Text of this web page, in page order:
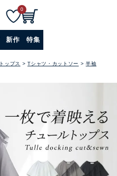
詳細検索
0
新作 特集
トップス Tシャツ・カットソー 半袖